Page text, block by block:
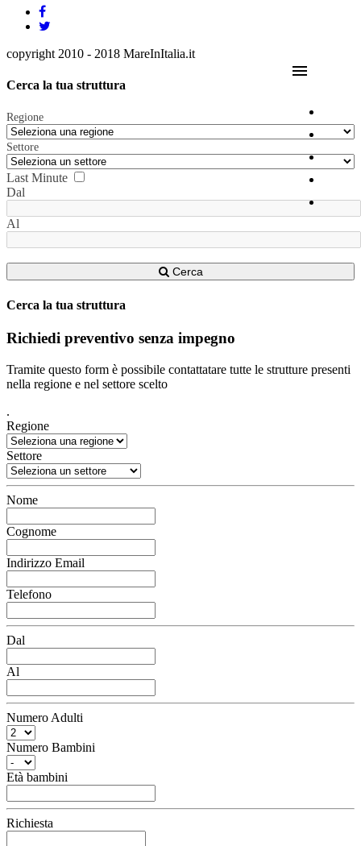
copyright 2010 - 2018 MareInItalia.it
menu
Cerca la tua struttura
Regione
Settore
Last Minute
Dal
Al
Cerca
Cerca la tua struttura
Richiedi preventivo senza impegno
Tramite questo form è possibile contattatare tutte le strutture presenti
nella regione e nel settore scelto
.
Regione
Settore
Nome
Cognome
Indirizzo Email
Telefono
Dal
Al
Numero Adulti
Numero Bambini
Età bambini
Richiesta